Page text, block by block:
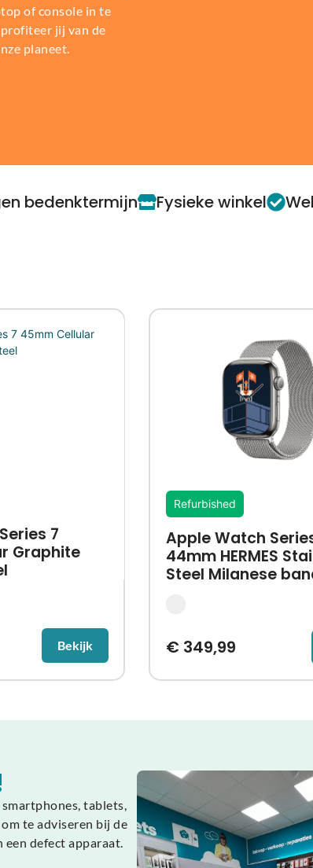
of console in te
jij van de
planeet.
bedenktermijn Fysieke winkel
7
Graphite
Bekijk
Refurbished
Apple Watch
44mm HERMES
Steel Milanese
€349,99
tablets,
te adviseren bij de
defect apparaat.